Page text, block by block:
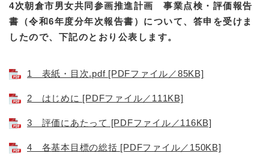
4次朝倉市男女共同参画推進計画 事業点検・評価報告
書（令和6年度分年次報告書）について、答申を受けま
したので、下記のとおり公表します。
1 表紙・目次.pdf [PDFファイル／85KB]
2 はじめに [PDFファイル／111KB]
3 評価にあたって [PDFファイル／116KB]
4 各基本目標の総括 [PDFファイル／150KB]